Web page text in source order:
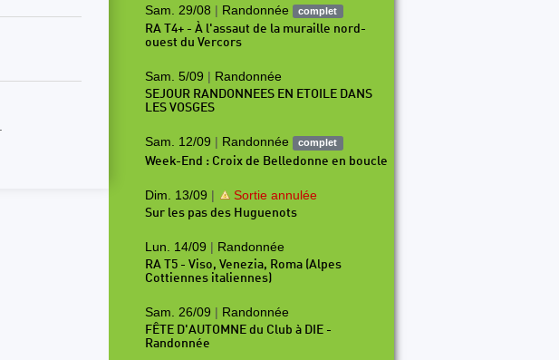
Sam. 29/08 | Randonnée complet
RA T4+ - À l'assaut de la muraille nord-
ouest du Vercors
Sam. 5/09 | Randonnée
SEJOUR RANDONNEES EN ETOILE DANS
LES VOSGES
Sam. 12/09 | Randonnée complet
Week-End : Croix de Belledonne en boucle
Dim. 13/09 | Sortie annulée
Sur les pas des Huguenots
Lun. 14/09 | Randonnée
RA T5 - Viso, Venezia, Roma (Alpes
Cottiennes italiennes)
Sam. 26/09 | Randonnée
FÊTE D'AUTOMNE du Club à DIE -
Randonnée